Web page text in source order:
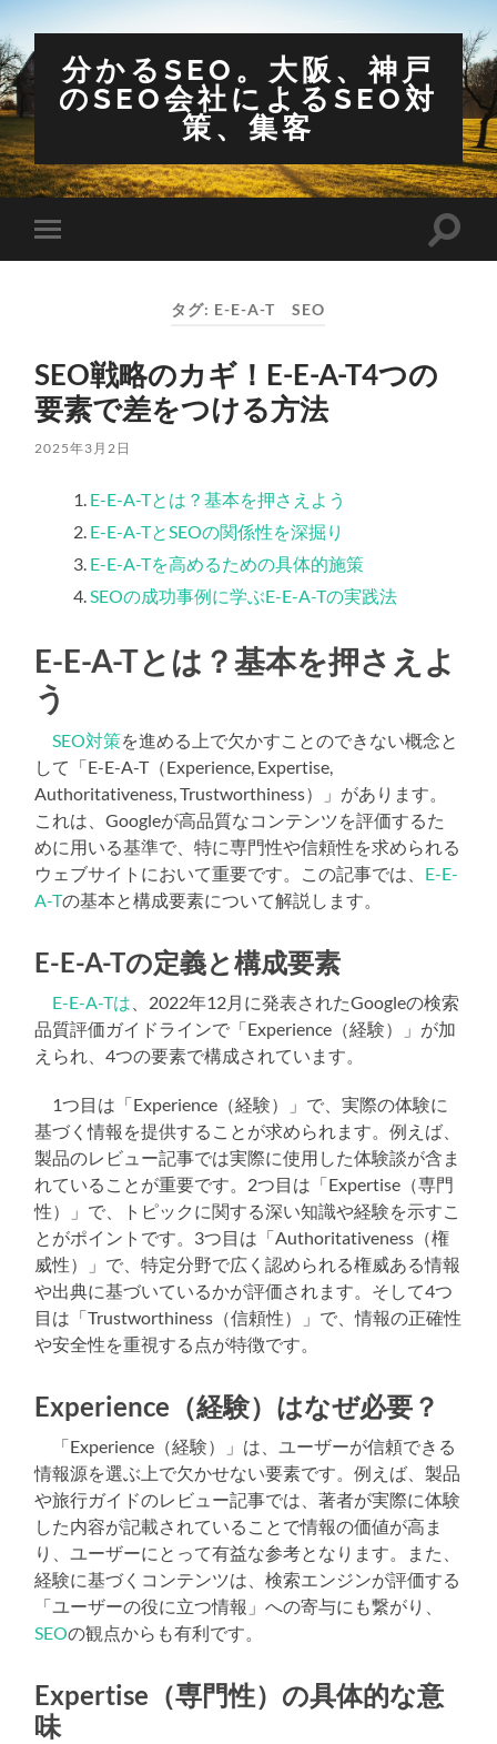
分かるSEO。大阪、神戸
のSEO会社によるSEO対
策、集客
モ
バ
ー
を
切
り
替
え
検
タグ: E-E-A-T SEO
SEO戦略のカギ！E-E-A-T4つの
要素で差をつける方法
2025年3月2日
E-E-A-Tとは？基本を押さえよう
E-E-A-TとSEOの関係性を深掘り
E-E-A-Tを高めるための具体的施策
SEOの成功事例に学ぶE-E-A-Tの実践法
E-E-A-Tとは？基本を押さえよ
う
SEO対策を進める上で欠かすことのできない概念と
して「E-E-A-T（Experience, Expertise,
Authoritativeness, Trustworthiness）」があります。
これは、Googleが高品質なコンテンツを評価するた
めに用いる基準で、特に専門性や信頼性を求められる
ウェブサイトにおいて重要です。この記事では、 E-E-
A-Tの基本と構成要素について解説します。
E-E-A-Tの定義と構成要素
E-E-A-Tは 、2022年12月に発表されたGoogleの検索
品質評価ガイドラインで「Experience（経験）」が加
えられ、4つの要素で構成されています。
1つ目は「Experience（経験）」で、実際の体験に
基づく情報を提供することが求められます。例えば、
製品のレビュー記事では実際に使用した体験談が含ま
れていることが重要です。2つ目は「Expertise（専門
性）」で、トピックに関する深い知識や経験を示すこ
とがポイントです。3つ目は「Authoritativeness（権
威性）」で、特定分野で広く認められる権威ある情報
や出典に基づいているかが評価されます。そして4つ
目は「Trustworthiness（信頼性）」で、情報の正確性
や安全性を重視する点が特徴です。
Experience（経験）はなぜ必要？
「Experience（経験）」は、ユーザーが信頼できる
情報源を選ぶ上で欠かせない要素です。例えば、製品
や旅行ガイドのレビュー記事では、著者が実際に体験
した内容が記載されていることで情報の価値が高ま
り、ユーザーにとって有益な参考となります。また、
経験に基づくコンテンツは、検索エンジンが評価する
「ユーザーの役に立つ情報」への寄与にも繋がり、
SEOの観点からも有利です。
Expertise（専門性）の具体的な意
味